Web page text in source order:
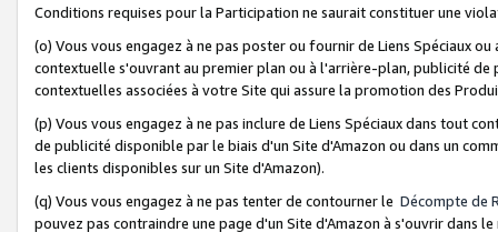
Conditions requises pour la Participation ne saurait constituer une
(o) Vous vous engagez à ne pas poster ou fournir de Liens Spéciaux
contextuelle s'ouvrant au premier plan ou à l'arrière-plan, publicité
contextuelles associées à votre Site qui assure la promotion des
(p) Vous vous engagez à ne pas inclure de Liens Spéciaux dans tout
de publicité disponible par le biais d'un Site d'Amazon ou dans un
les clients disponibles sur un Site d'Amazon).
(q) Vous vous engagez à ne pas tenter de contourner le Décompte de
pouvez pas contraindre une page d'un Site d'Amazon à s'ouvrir dans